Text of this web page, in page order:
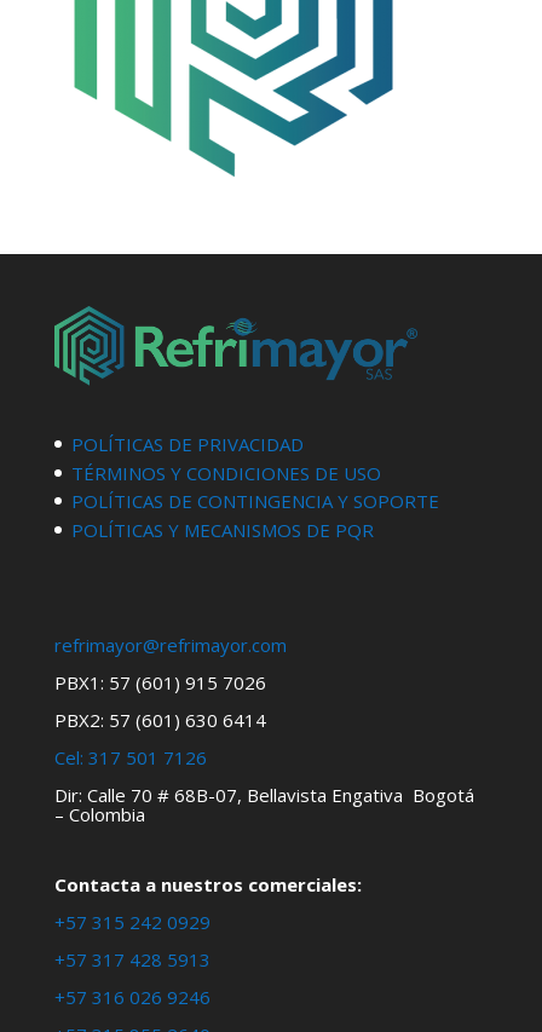
POLÍTICAS DE PRIVACIDAD
TÉRMINOS Y CONDICIONES DE USO
POLÍTICAS DE CONTINGENCIA Y SOPORTE
POLÍTICAS Y MECANISMOS DE PQR
refrimayor@refrimayor.com
PBX1: 57 (601) 915 7026
PBX2: 57 (601) 630 6414
Cel: 317 501 7126
Dir: Calle 70 # 68B-07, Bellavista Engativa Bogotá
– Colombia
Contacta a nuestros comerciales:
+57 315 242 0929
+57 317 428 5913
+57 316 026 9246